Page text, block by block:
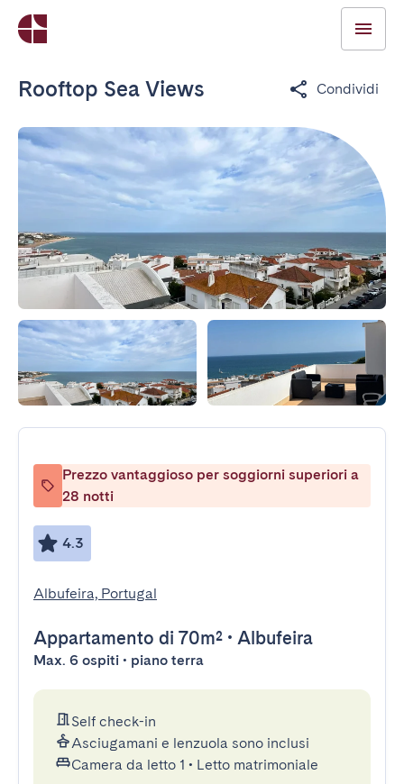
Rooftop Sea Views Condividi
Prezzo vantaggioso per soggiorni superiori a
28 notti
4.3
Albufeira, Portugal
Appartamento di 70m² • Albufeira
Max. 6 ospiti • piano terra
Self check-in
Asciugamani e lenzuola sono inclusi
Camera da letto 1 • Letto matrimoniale